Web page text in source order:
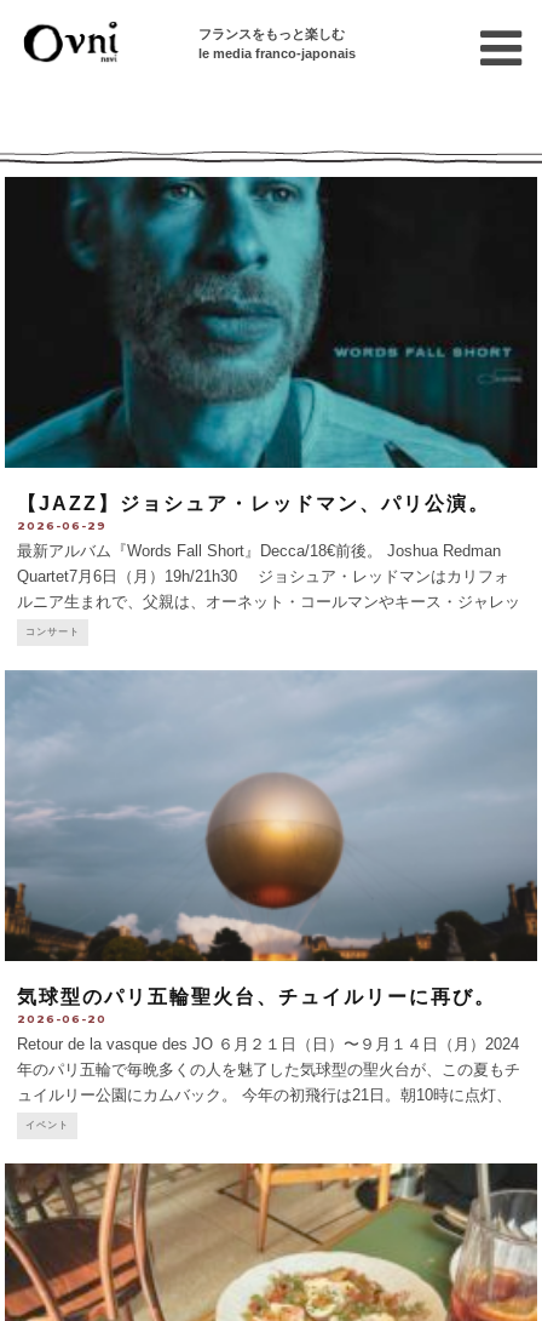
フランスをもっと楽しむ
le media franco-japonais
【JAZZ】ジョシュア・レッドマン、パリ公演。
2026-06-29
最新アルバム『Words Fall Short』Decca/18€前後。 Joshua Redman
Quartet7月6日（月）19h/21h30 ジョシュア・レッドマンはカリフォ
ルニア生まれで、父親は、オーネット・コールマンやキース・ジャレッ
トとの共演で知られるデューイ・レッドマン、母親はダ
コンサート
気球型のパリ五輪聖火台、チュイルリーに再び。
2026-06-20
Retour de la vasque des JO ６月２１日（日）〜９月１４日（月）2024
年のパリ五輪で毎晩多くの人を魅了した気球型の聖火台が、この夏もチ
ュイルリー公園にカムバック。 今年の初飛行は21日。朝10時に点灯、
初飛行は22h30です。詳細はサイトを参照 ➡︎ vasqueparis20
イベント